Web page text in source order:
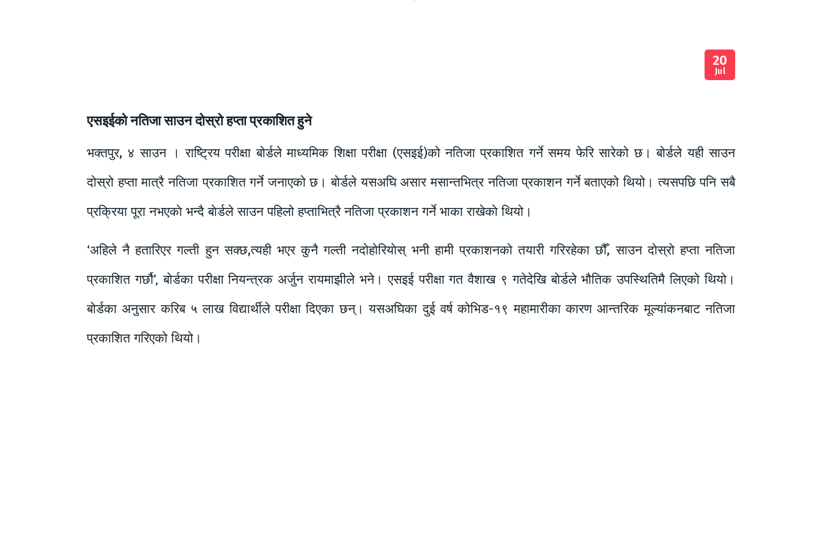
20
Jul
एसइईको नतिजा साउन दोस्रो हप्ता प्रकाशित हुने
भक्तपुर, ४ साउन । राष्ट्रिय परीक्षा बोर्डले माध्यमिक शिक्षा परीक्षा (एसइई)को नतिजा प्रकाशित गर्ने समय फेरि सारेको छ। बोर्डले यही साउन
दोस्रो हप्ता मात्रै नतिजा प्रकाशित गर्ने जनाएको छ। बोर्डले यसअघि असार मसान्तभित्र नतिजा प्रकाशन गर्ने बताएको थियो। त्यसपछि पनि सबै
प्रक्रिया पूरा नभएकाे भन्दै बाेर्डले साउन पहिलो हप्ताभित्रै नतिजा प्रकाशन गर्ने भाका राखेकाे थियो।
‘अहिले नै हतारिएर गल्ती हुन सक्छ,त्यही भएर कुनै गल्ती नदोहोरियाेस् भनी हामी प्रकाशनको तयारी गरिरहेका छौँ, साउन दोस्रो हप्ता नतिजा
प्रकाशित गर्छौ’‚ बोर्डका परीक्षा नियन्त्रक अर्जुन रायमाझीले भने। एसइई परीक्षा गत वैशाख ९ गतेदेखि बोर्डले भौतिक उपस्थितिमै लिएको थियो।
बोर्डका अनुसार करिब ५ लाख विद्यार्थीले परीक्षा दिएका छन्। यसअघिका दुई वर्ष कोभिड-१९ महामारीका कारण आन्तरिक मूल्यांकनबाट नतिजा
प्रकाशित गरिएको थियो।